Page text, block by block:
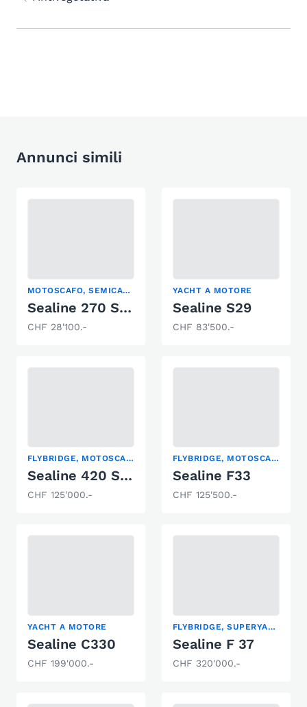
Annunci simili
MOTOSCAFO, SEMICABINATO, YACHT A MOTORE
Sealine 270 Senator
CHF 28'100.-
YACHT A MOTORE
Sealine S29
CHF 83'500.-
FLYBRIDGE, MOTOSCAFO, YACHT A MOTORE
Sealine 420 Statesmann
CHF 125'000.-
FLYBRIDGE, MOTOSCAFO, YACHT A MOTORE
Sealine F33
CHF 125'500.-
YACHT A MOTORE
Sealine C330
CHF 199'000.-
FLYBRIDGE, SUPERYACHT, YACHT A MOTORE
Sealine F 37
CHF 320'000.-